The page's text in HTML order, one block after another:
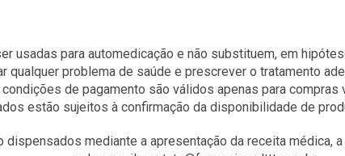
usadas para automedicação e não substituem, em
qualquer problema de saúde e prescrever o tratamento
de pagamento são válidos apenas para
estão sujeitos à confirmação da disponibilidade de
mediante a apresentação da receita médica,